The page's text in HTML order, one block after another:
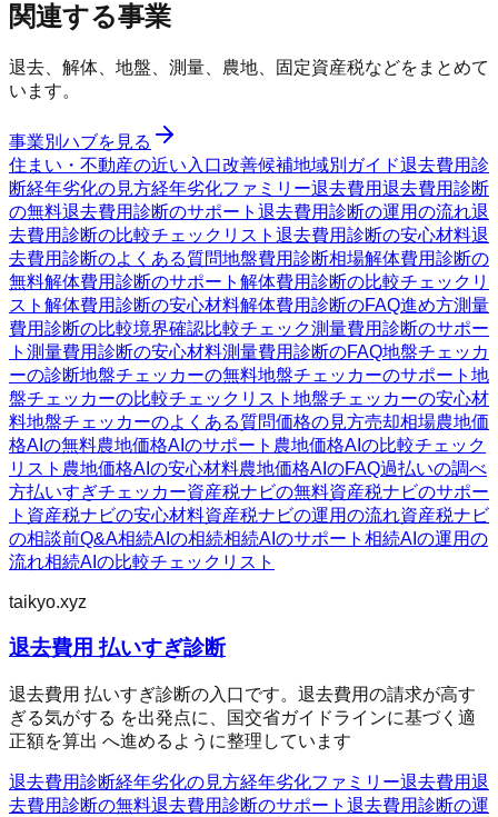
関連する事業
退去、解体、地盤、測量、農地、固定資産税などをまとめて
います。
事業別ハブを見る
住まい・不動産の近い入口改善候補地域別ガイド退去費用診
断経年劣化の見方経年劣化ファミリー退去費用退去費用診断
の無料退去費用診断のサポート 退去費用診断の運用の流れ退
去費用診断の比較チェックリスト 退去費用診断の安心材料退
去費用診断のよくある質問地盤費用診断相場解体費用診断の
無料解体費用診断のサポート 解体費用診断の比較チェックリ
スト 解体費用診断の安心材料解体費用診断のFAQ進め方測量
費用診断の比較境界確認比較チェック測量費用診断のサポー
ト 測量費用診断の安心材料測量費用診断のFAQ地盤チェッカ
ーの診断地盤チェッカーの無料地盤チェッカーのサポート 地
盤チェッカーの比較チェックリスト 地盤チェッカーの安心材
料地盤チェッカーのよくある質問価格の見方売却相場農地価
格AIの無料農地価格AIのサポート 農地価格AIの比較チェック
リスト 農地価格AIの安心材料農地価格AIのFAQ過払いの調べ
方払いすぎチェッカー資産税ナビの無料資産税ナビのサポー
ト 資産税ナビの安心材料資産税ナビの運用の流れ資産税ナビ
の相談前Q&A相続AIの相続相続AIのサポート 相続AIの運用の
流れ相続AIの比較チェックリスト
taikyo.xyz
退去費用 払いすぎ診断
退去費用 払いすぎ診断の入口です。退去費用の請求が高す
ぎる気がする を出発点に、国交省ガイドラインに基づく適
正額を算出 へ進めるように整理しています
退去費用診断経年劣化の見方経年劣化ファミリー退去費用退
去費用診断の無料退去費用診断のサポート 退去費用診断の運